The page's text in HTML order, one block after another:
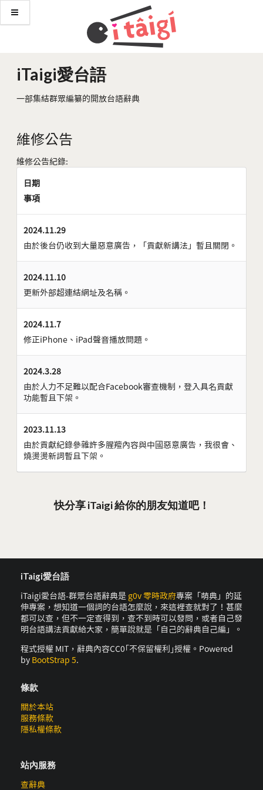
iTaigi愛台語
一部集結群眾編纂的開放台語辭典
維修公告
維修公告紀錄:
日期
事項
2024.11.29
由於後台仍收到大量惡意廣告，「貢獻新講法」暫且關閉。
2024.11.10
更新外部超連結網址及名稱。
2024.11.7
修正iPhone、iPad聲音播放問題。
2024.3.28
由於人力不足難以配合Facebook審查機制，登入具名貢獻
功能暫且下架。
2023.11.13
由於貢獻紀錄參雜許多腥羶內容與中國惡意廣告，我很會、
燒燙燙新詞暫且下架。
快分享 iTaigi 給你的朋友知道吧！
iTaigi愛台語
iTaigi愛台語-群眾台語辭典是 g0v 零時政府專案「萌典」的延
伸專案，想知道一個詞的台語怎麼說，來這裡查就對了！甚麼
都可以查，但不一定查得到，查不到時可以發問，或者自己發
明台語講法貢獻給大家，簡單說就是「自己的辭典自己編」。
程式授權 MIT，辭典內容CC0｢不保留權利｣授權。Powered
by BootStrap 5.
條款
關於本站
服務條款
隱私權條款
站內服務
查辭典